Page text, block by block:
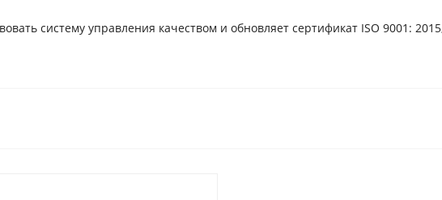
систему управления качеством и обновляет сертификат ISO 9001: